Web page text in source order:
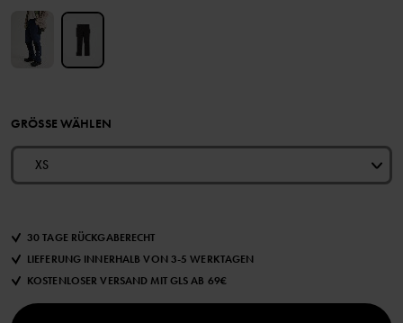
GRÖSSE WÄHLEN
XS
30 TAGE RÜCKGABERECHT
LIEFERUNG INNERHALB VON 3-5 WERKTAGEN
KOSTENLOSER VERSAND MIT GLS AB 69€